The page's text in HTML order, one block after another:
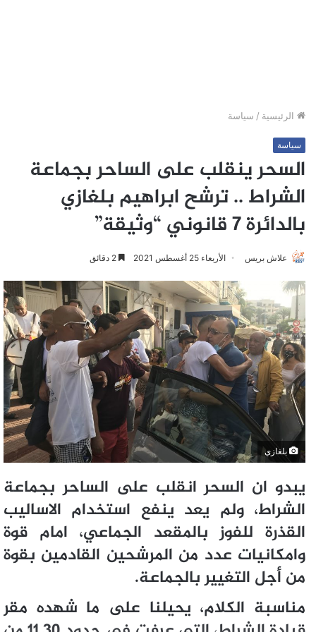
الرئيسية / سياسة
سياسة
السحر ينقلب على الساحر بجماعة
الشراط .. ترشح ابراهيم بلغازي
بالدائرة 7 قانوني “وثيقة”
علاش بريس الأربعاء 25 أغسطس 2021
بلغازي
يبدو ان السحر انقلب على الساحر بجماعة
الشراط، ولم يعد ينفع استخدام الاساليب
القذرة للفوز بالمقعد الجماعي، امام قوة
وامكانيات عدد من المرشحين القادمين بقوة
من أجل التغيير بالجماعة.
مناسبة الكلام، يحيلنا على ما شهده مقر